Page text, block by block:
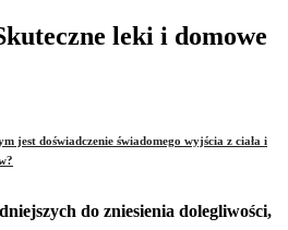
jest doświadczenie świadomego wyjścia z ciała i
leki i domowe
do zniesienia dolegliwości,